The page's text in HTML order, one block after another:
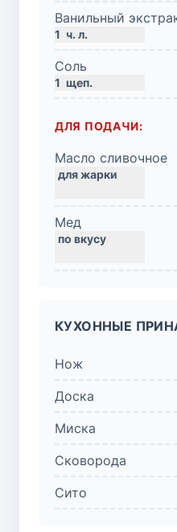
Ванильный
1 ч. л.
Соль
1 щеп.
ДЛЯ ПОДАЧИ:
Масло сливочное
Мед
КУХОННЫЕ
Нож
Доска
Миска
Сковорода
Сито